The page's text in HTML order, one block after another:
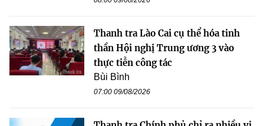
Thanh tra Lào Cai cụ thể hóa tinh
thần Hội nghị Trung ương 3 vào
thực tiễn công tác
Bùi Bình
07:00 09/08/2026